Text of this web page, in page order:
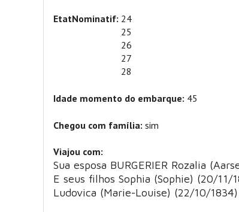
EtatNominatif: 24
25
26
27
28
Idade momento do embarque: 45
Chegou com família: sim
Viajou com:
Sua esposa BURGERIER Rozalia
E seus filhos Sophia (Sophie) (20/
Ludovica (Marie-Louise) (22/10/